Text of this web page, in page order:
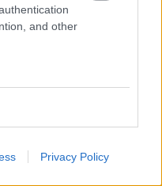
and other
Privacy Policy